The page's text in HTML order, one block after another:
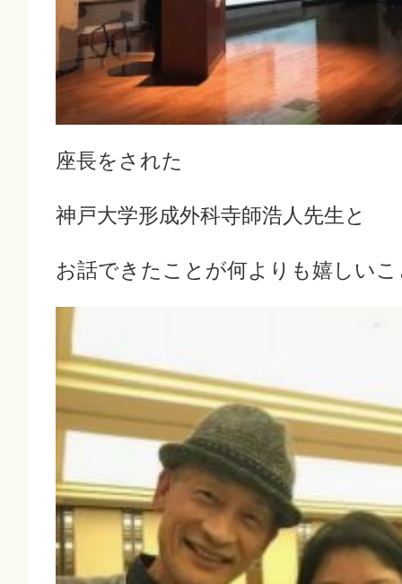
座長をされた
神戸大学形成外科寺師浩人先生と
お話できたことが何よりも嬉しい